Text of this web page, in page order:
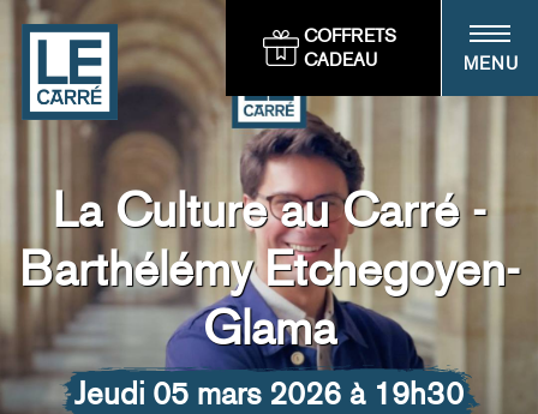
Panneau de gestion des cookies
COFFRETS
CADEAU
MENU
La Culture au Carré -
Barthélémy Etchegoyen-
Glama
jeudi 05 mars 2026 à 19h30